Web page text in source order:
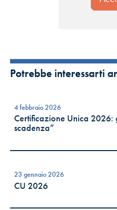
Potrebbe interessarti
4 febbraio 2026
Certificazione Unica 2026:
scadenza”
23 gennaio 2026
CU 2026